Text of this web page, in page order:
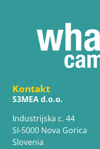
Kontakt
S3MEA d.o.o.
Industrijska c. 44
SI-5000 Nova Gorica
Slovenia